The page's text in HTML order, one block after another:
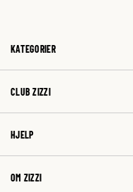
KATEGORIER
CLUB ZIZZI
HJELP
OM ZIZZI